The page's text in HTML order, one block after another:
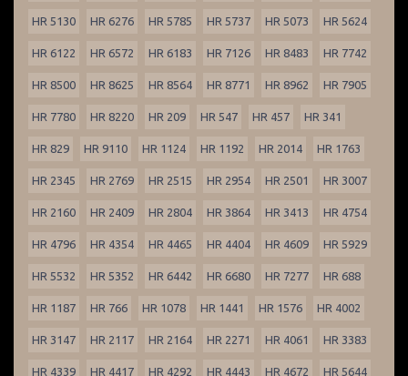
HR 5130 HR 6276 HR 5785 HR 5737 HR 5073 HR 5624
HR 6122 HR 6572 HR 6183 HR 7126 HR 8483 HR 7742
HR 8500 HR 8625 HR 8564 HR 8771 HR 8962 HR 7905
HR 7780 HR 8220 HR 209 HR 547 HR 457 HR 341
HR 829 HR 9110 HR 1124 HR 1192 HR 2014 HR 1763
HR 2345 HR 2769 HR 2515 HR 2954 HR 2501 HR 3007
HR 2160 HR 2409 HR 2804 HR 3864 HR 3413 HR 4754
HR 4796 HR 4354 HR 4465 HR 4404 HR 4609 HR 5929
HR 5532 HR 5352 HR 6442 HR 6680 HR 7277 HR 688
HR 1187 HR 766 HR 1078 HR 1441 HR 1576 HR 4002
HR 3147 HR 2117 HR 2164 HR 2271 HR 4061 HR 3383
HR 4339 HR 4417 HR 4292 HR 4443 HR 4672 HR 5644